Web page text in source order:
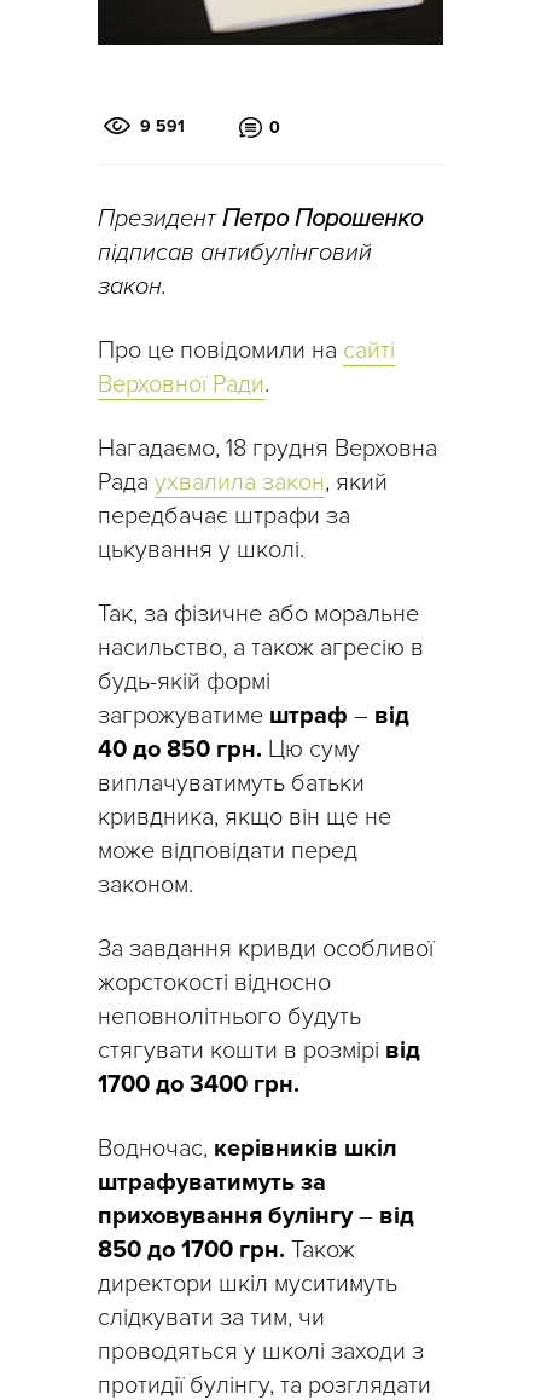
9 591 0
ПрезидентПетро Порошенко
підписав антибулінговий
закон.
Про це повідомили на сайті
Верховної Ради.
Нагадаємо, 18 грудня Верховна
Рада ухвалила закон, який
передбачає штрафи за
цькування у школі.
Так, за фізичне або моральне
насильство, а також агресію в
будь-якій формі
загрожуватиме штраф – від
40 до 850 грн. Цю суму
виплачуватимуть батьки
кривдника, якщо він ще не
може відповідати перед
законом.
За завдання кривди особливої
жорстокості відносно
неповнолітнього будуть
стягувати кошти в розмірі від
1700 до 3400 грн.
Водночас, керівників шкіл
штрафуватимуть за
приховування булінгу– від
850 до 1700 грн. Також
директори шкіл муситимуть
слідкувати за тим, чи
проводяться у школі заходи з
протидії булінгу, та розглядати